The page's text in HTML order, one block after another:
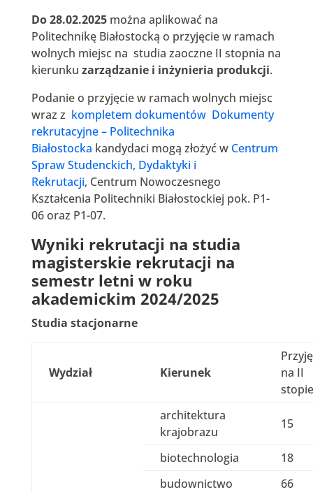
Do 28.02.2025można aplikować na
Politechnikę Białostocką o przyjęcie w ramach
wolnych miejsc na studia zaoczne II stopnia na
kierunku zarządzanie i inżynieria produkcji.
Podanie o przyjęcie w ramach wolnych miejsc
wraz z kompletem dokumentów Dokumenty
rekrutacyjne – Politechnika
Białostocka kandydaci mogą złożyć w Centrum
Spraw Studenckich, Dydaktyki i
Rekrutacji, Centrum Nowoczesnego
Kształcenia Politechniki Białostockiej pok. P1-
06 oraz P1-07.
Wyniki rekrutacji na studia
magisterskie rekrutacji na
semestr letni w roku
akademickim 2024/2025
Studia stacjonarne
Wydział Kierunek
na II
architektura
krajobrazu
15
biotechnologia
18
budownictwo
66